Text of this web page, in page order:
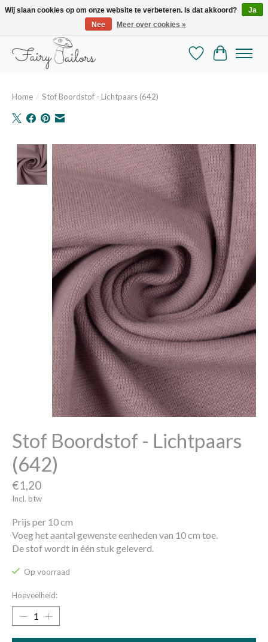
De mooiste online selectie stoffen en mercerie
Verlanglijst
Home / Stof Boordstof - Lichtpaars (642)
Product image slideshow Items
Stof Boordstof - Lichtpaars
(642)
€1,20
Incl. btw
Prijs per 10 cm
Voeg het aantal gewenste eenheden van 10 cm toe.
De stof wordt in één stuk geleverd.
Op voorraad
Hoeveelheid:
Wij slaan cookies op om onze website te verbeteren. Is dat akkoord?
Ja
Nee
Meer over cookies »